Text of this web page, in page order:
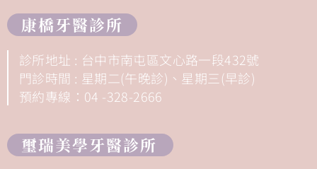
康橋牙醫診所
診所地址 : 台中市南屯區文心路一段432號
門診時間 : 星期二(午晚診)、星期三(早診)
預約專線：04 -328-2666
璽瑞美學牙醫診所